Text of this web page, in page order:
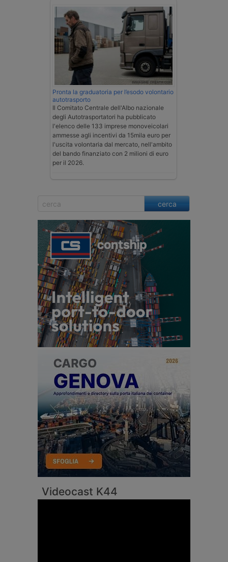
Pronta la graduatoria per l’esodo volontario
autotrasporto
Il Comitato Centrale dell'Albo nazionale
degli Autotrasportatori ha pubblicato
l'elenco delle 133 imprese monoveicolari
ammesse agli incentivi da 15mila euro per
l'uscita volontaria dal mercato, nell'ambito
del bando finanziato con 2 milioni di euro
per il 2026.
cerca
Videocast K44